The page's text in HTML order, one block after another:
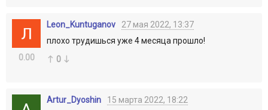
0.00
Leon_Kuntuganov
27 мая 2022, 13:37
плохо трудишься уже 4 месяца прошло!
0
Artur_Dyoshin
15 марта 2022, 18:22